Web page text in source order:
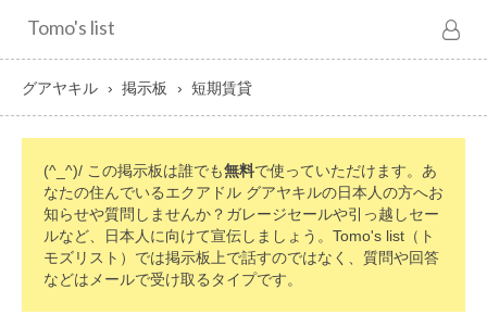
Tomo's list
グアヤキル 掲示板 短期賃貸
(^_^)/ この掲示板は誰でも無料で使っていただけます。あ
なたの住んでいるエクアドル グアヤキルの日本人の方へお
知らせや質問しませんか？ガレージセールや引っ越しセー
ルなど、日本人に向けて宣伝しましょう。Tomo's list（ト
モズリスト）では掲示板上で話すのではなく、質問や回答
などはメールで受け取るタイプです。